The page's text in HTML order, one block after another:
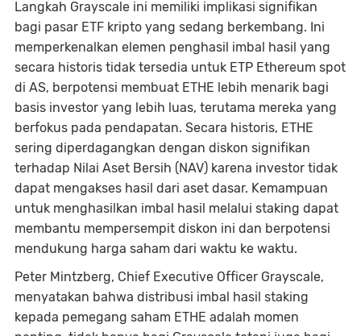
Langkah Grayscale ini memiliki implikasi signifikan
bagi pasar ETF kripto yang sedang berkembang. Ini
memperkenalkan elemen penghasil imbal hasil yang
secara historis tidak tersedia untuk ETP Ethereum spot
di AS, berpotensi membuat ETHE lebih menarik bagi
basis investor yang lebih luas, terutama mereka yang
berfokus pada pendapatan. Secara historis, ETHE
sering diperdagangkan dengan diskon signifikan
terhadap Nilai Aset Bersih (NAV) karena investor tidak
dapat mengakses hasil dari aset dasar. Kemampuan
untuk menghasilkan imbal hasil melalui staking dapat
membantu mempersempit diskon ini dan berpotensi
mendukung harga saham dari waktu ke waktu.
Peter Mintzberg, Chief Executive Officer Grayscale,
menyatakan bahwa distribusi imbal hasil staking
kepada pemegang saham ETHE adalah momen